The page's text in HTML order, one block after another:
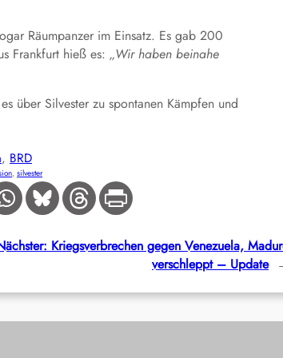
Räumpanzer im Einsatz. Es gab 200
Frankfurt hieß es: „Wir haben beinahe
über Silvester zu spontanen Kämpfen und
, BRD
, silvester
Kriegsverbrechen gegen Venezuela,
verschleppt – Update